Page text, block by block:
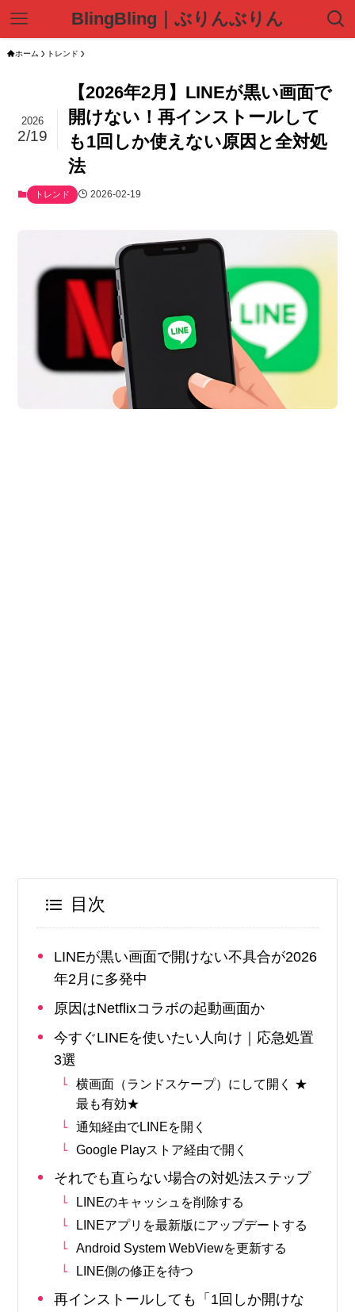
BlingBling｜ぶりんぶりん
ホーム トレンド
【2026年2月】LINEが黒い画面で
開けない！再インストールして
も1回しか使えない原因と全対処
法
2026
2/19
トレンド 2026-02-19
目次
LINEが黒い画面で開けない不具合が2026
年2月に多発中
原因はNetflixコラボの起動画面か
今すぐLINEを使いたい人向け｜応急処置
3選
横画面（ランドスケープ）にして開く ★
最も有効★
通知経由でLINEを開く
Google Playストア経由で開く
それでも直らない場合の対処法ステップ
LINEのキャッシュを削除する
LINEアプリを最新版にアップデートする
Android System WebViewを更新する
LINE側の修正を待つ
再インストールしても「1回しか開けな